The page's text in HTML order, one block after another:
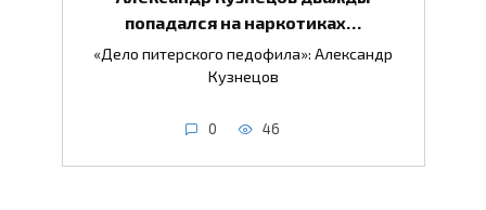
попадался на наркотиках…
«Дело питерского педофила»: Александр
Кузнецов
0 46